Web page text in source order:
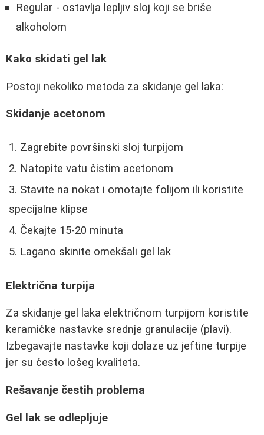
Regular - ostavlja lepljiv sloj koji se briše
alkoholom
Kako skidati gel lak
Postoji nekoliko metoda za skidanje gel laka:
Skidanje acetonom
Zagrebite površinski sloj turpijom
Natopite vatu čistim acetonom
Stavite na nokat i omotajte folijom ili koristite
specijalne klipse
Čekajte 15-20 minuta
Lagano skinite omekšali gel lak
Električna turpija
Za skidanje gel laka električnom turpijom koristite
keramičke nastavke srednje granulacije (plavi).
Izbegavajte nastavke koji dolaze uz jeftine turpije
jer su često lošeg kvaliteta.
Rešavanje čestih problema
Gel lak se odlepljuje